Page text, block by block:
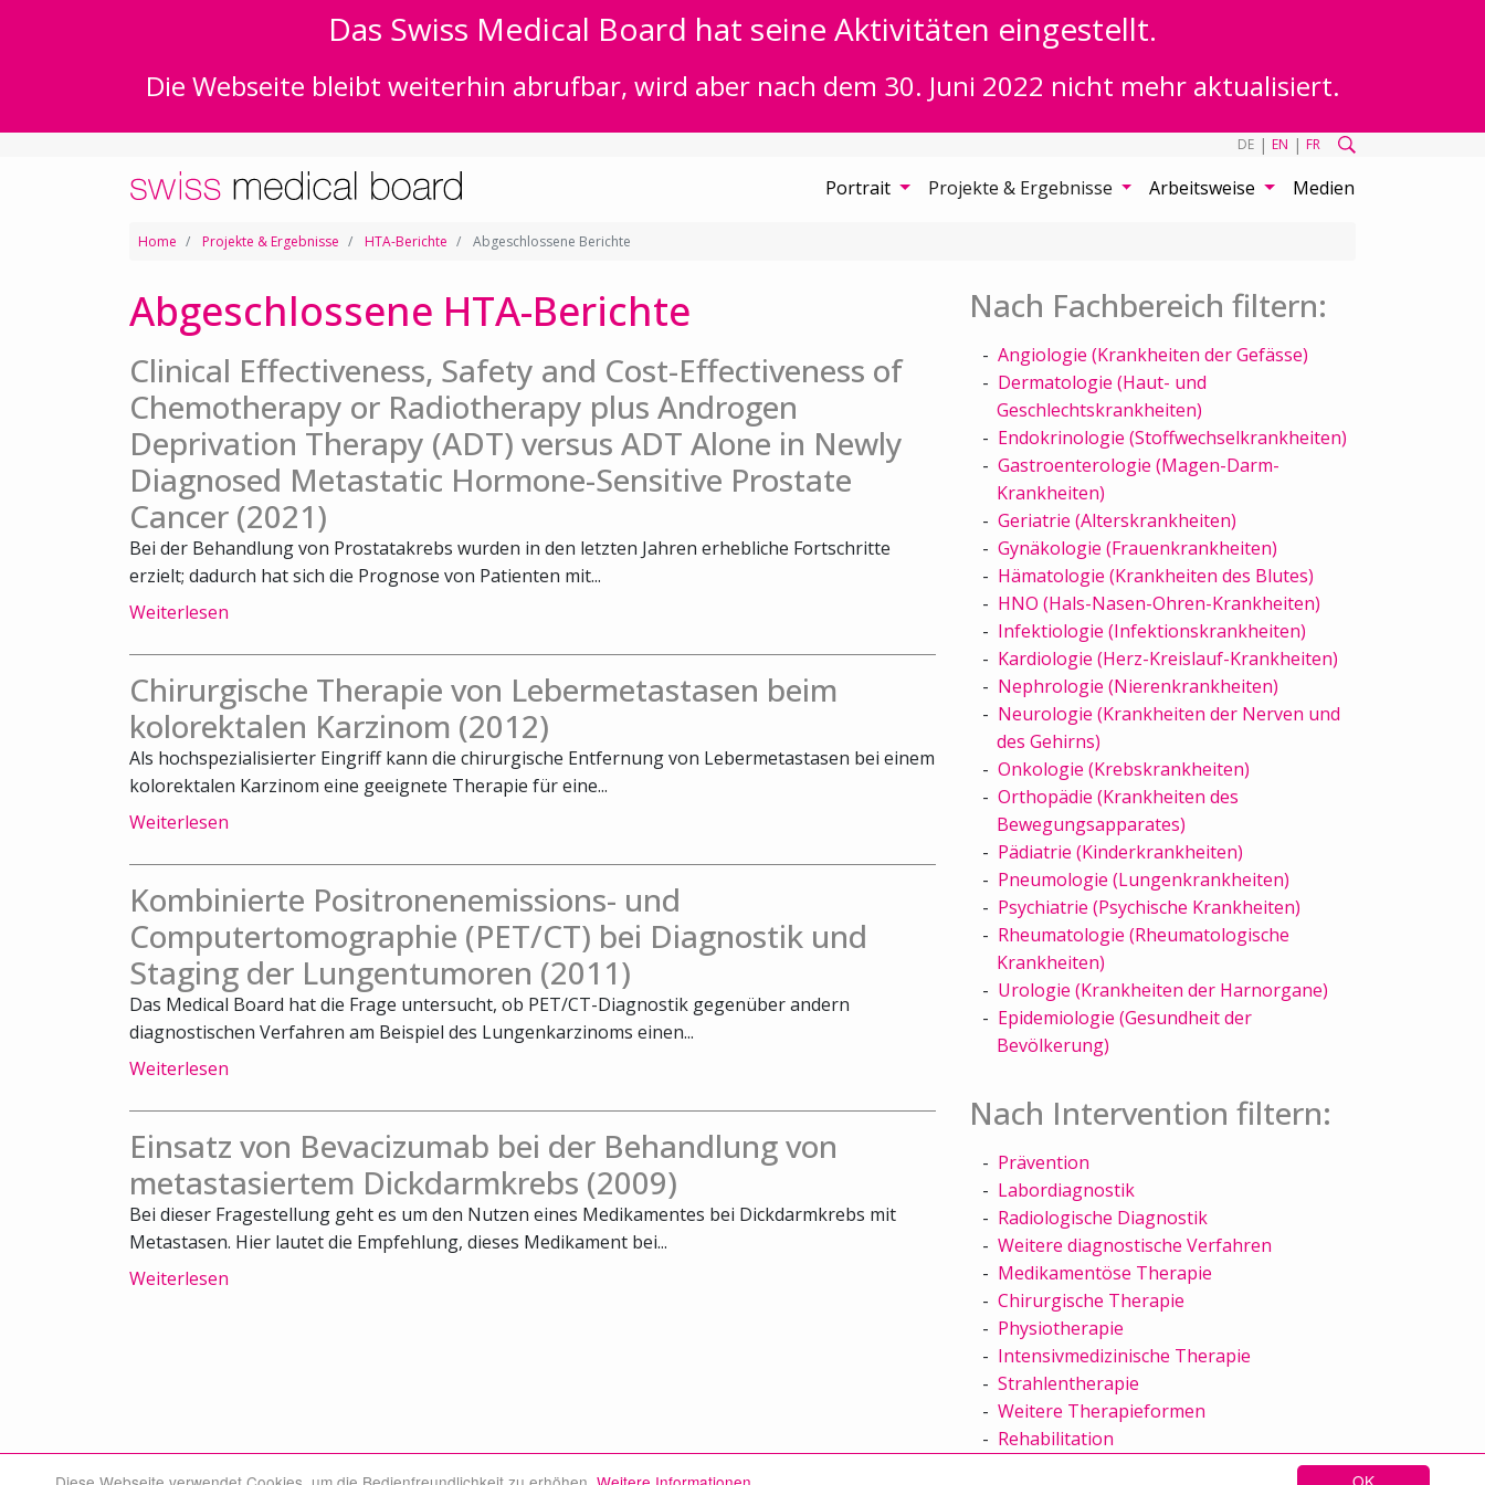
OK
Das Swiss Medical Board hat seine Aktivitäten eingestellt.
Die Webseite bleibt weiterhin abrufbar, wird aber nach dem 30. Juni 2022 nicht mehr aktualisiert.
DE | EN | FR
Portrait Projekte & Ergebnisse Arbeitsweise Medien
Home Projekte & Ergebnisse HTA-Berichte Abgeschlossene Berichte
Abgeschlossene HTA-Berichte
Clinical Effectiveness, Safety and Cost-Effectiveness of
Chemotherapy or Radiotherapy plus Androgen
Deprivation Therapy (ADT) versus ADT Alone in Newly
Diagnosed Metastatic Hormone-Sensitive Prostate
Cancer (2021)
Bei der Behandlung von Prostatakrebs wurden in den letzten Jahren erhebliche Fortschritte
erzielt; dadurch hat sich die Prognose von Patienten mit...
Weiterlesen
Chirurgische Therapie von Lebermetastasen beim
kolorektalen Karzinom (2012)
Als hochspezialisierter Eingriff kann die chirurgische Entfernung von Lebermetastasen bei einem
kolorektalen Karzinom eine geeignete Therapie für eine...
Weiterlesen
Kombinierte Positronenemissions- und
Computertomographie (PET/CT) bei Diagnostik und
Staging der Lungentumoren (2011)
Das Medical Board hat die Frage untersucht, ob PET/CT-Diagnostik gegenüber andern
diagnostischen Verfahren am Beispiel des Lungenkarzinoms einen...
Weiterlesen
Einsatz von Bevacizumab bei der Behandlung von
metastasiertem Dickdarmkrebs (2009)
Bei dieser Fragestellung geht es um den Nutzen eines Medikamentes bei Dickdarmkrebs mit
Metastasen. Hier lautet die Empfehlung, dieses Medikament bei...
Weiterlesen
Nach Fachbereich filtern:
Angiologie (Krankheiten der Gefässe)
Dermatologie (Haut- und
Geschlechtskrankheiten)
Endokrinologie (Stoffwechselkrankheiten)
Gastroenterologie (Magen-Darm-
Krankheiten)
Geriatrie (Alterskrankheiten)
Gynäkologie (Frauenkrankheiten)
Hämatologie (Krankheiten des Blutes)
HNO (Hals-Nasen-Ohren-Krankheiten)
Infektiologie (Infektionskrankheiten)
Kardiologie (Herz-Kreislauf-Krankheiten)
Nephrologie (Nierenkrankheiten)
Neurologie (Krankheiten der Nerven und
des Gehirns)
Onkologie (Krebskrankheiten)
Orthopädie (Krankheiten des
Bewegungsapparates)
Pädiatrie (Kinderkrankheiten)
Pneumologie (Lungenkrankheiten)
Psychiatrie (Psychische Krankheiten)
Rheumatologie (Rheumatologische
Krankheiten)
Urologie (Krankheiten der Harnorgane)
Epidemiologie (Gesundheit der
Bevölkerung)
Nach Intervention filtern:
Prävention
Labordiagnostik
Radiologische Diagnostik
Weitere diagnostische Verfahren
Medikamentöse Therapie
Chirurgische Therapie
Physiotherapie
Intensivmedizinische Therapie
Strahlentherapie
Weitere Therapieformen
Rehabilitation